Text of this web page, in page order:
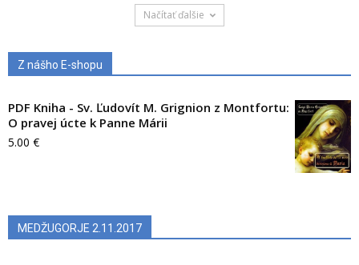
Načítať ďalšie
Z nášho E-shopu
PDF Kniha - Sv. Ľudovít M. Grignion z Montfortu:
O pravej úcte k Panne Márii
5.00 €
MEDŽUGORJE 2.11.2017